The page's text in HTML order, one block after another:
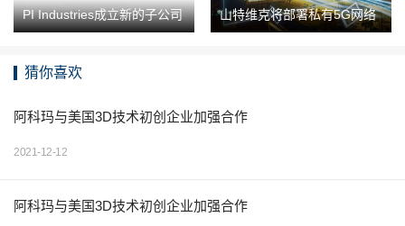
PI Industries成立新的子公司 山特维克将部署私有5G网络
猜你喜欢
阿科玛与美国3D技术初创企业加强合作
2021-12-12
阿科玛与美国3D技术初创企业加强合作